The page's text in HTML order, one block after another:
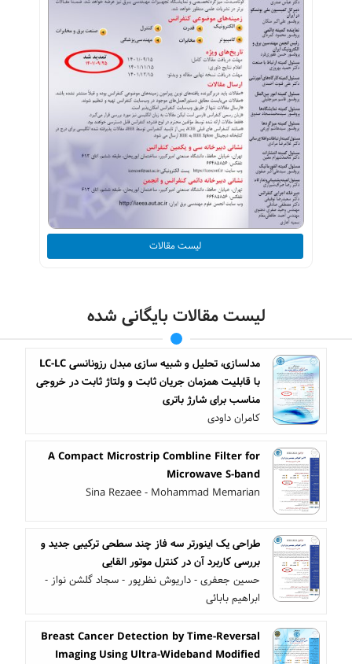
لیست مقالات
لیست مقالات بایگانی شده
مدلسازی، تحلیل و شبیه سازی مبدل رزونانسی LC-LC
با قابلیت همزمان جریان ثابت و ولتاژ ثابت در خروجی
مناسب برای شارژ باتری
کامران داودی
A Compact Microstrip Combline Filter for
Microwave S-band
Sina Rezaee - Mohammad Memarian
طراحی یک اینورتر سه فاز چند سطحی ترکیبی جدید و
بررسی کاربرد آن در کنترل موتور القایی
حسین جعفری - داریوش نظرپور - سجاد گلشن نواز -
ابراهیم بابائی
Breast Cancer Detection by Time-Reversal
Imaging Using Ultra-Wideband Modified